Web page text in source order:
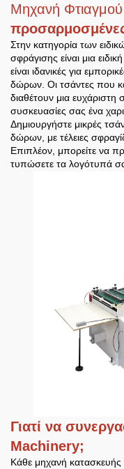
Μηχανή Φτιαγμού
Στην κατηγορία των
σφράγισης είναι μια
είναι ιδανικές για
δώρων. Οι τσάντες που
διαθέτουν μια ευχάριστη
συσκευασίες σας ένα
Δημιουργήστε μικρές
δώρων, με τέλειες
Επιπλέον, μπορείτε να
τυπώσετε τα λογότυπά
Γιατί να
Machinery;
Κάθε μηχανή κατασκευής